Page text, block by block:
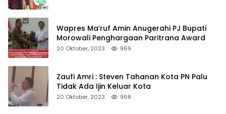
Wapres Ma’ruf Amin Anugerahi PJ Bupati
Morowali Penghargaan Paritrana Award
20 Oktober, 2023 969
Zaufi Amri : Steven Tahanan Kota PN Palu
Tidak Ada Ijin Keluar Kota
20 Oktober, 2023 968